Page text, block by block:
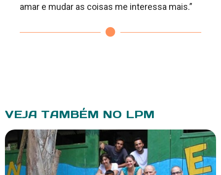
amar e mudar as coisas me interessa mais.”
VEJA TAMBÉM NO LPM